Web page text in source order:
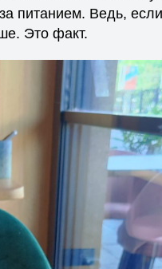
питанием. Ведь,
Это факт.